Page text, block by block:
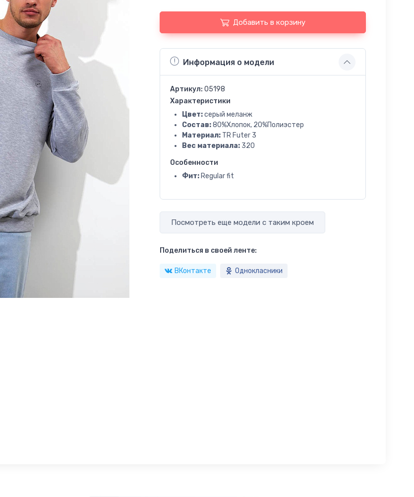
Добавить в корзину
Информация о модели
Артикул: 05198
Характеристики
Цвет:серый меланж
Состав:80%Хлопок, 20%Полиэстер
Материал:TR Futer 3
Вес материала:320
Особенности
Фит:Regular fit
Посмотреть еще модели с таким кроем
Поделиться в своей ленте:
ВКонтакте Однокласники